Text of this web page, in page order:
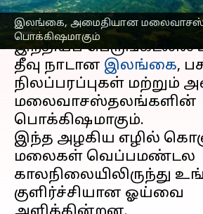
இலங்கை, அமைதியான
பொக்கிஷமாகும்
செய்தி முன்னோட்டம்
இந்தியப் பெருங்கடலில்
தீவு நாடான இலங்கை,
நிலப்பரப்புகள் மற்றும்
மலைவாசஸ்தலங்களின்
பொக்கிஷமாகும்.
இந்த அழகிய எழில்
மலைகள் வெப்பமண்டல
காலநிலையிலிருந்து
குளிர்ச்சியான ஓய்வை